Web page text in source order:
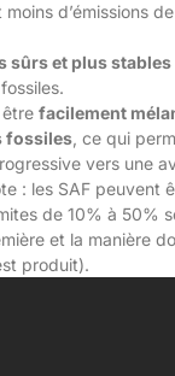
moins d’émissions
sûrs et plus stables
facilement
fossiles , ce qui
vers une
: les SAF peuvent
de 10% à 50%
et la manière
produit).